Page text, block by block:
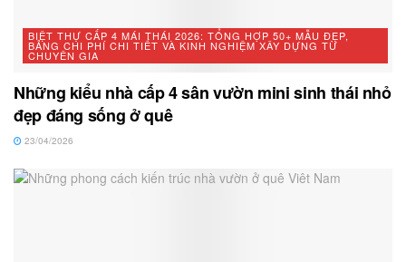
BIỆT THỰ CẤP 4 MÁI THÁI 2026: TỔNG HỢP 50+ MẪU ĐẸP,
BẢNG CHI PHÍ CHI TIẾT VÀ KINH NGHIỆM XÂY DỰNG TỪ
CHUYÊN GIA
Những kiểu nhà cấp 4 sân vườn mini sinh thái nhỏ
đẹp đáng sống ở quê
23/04/2026